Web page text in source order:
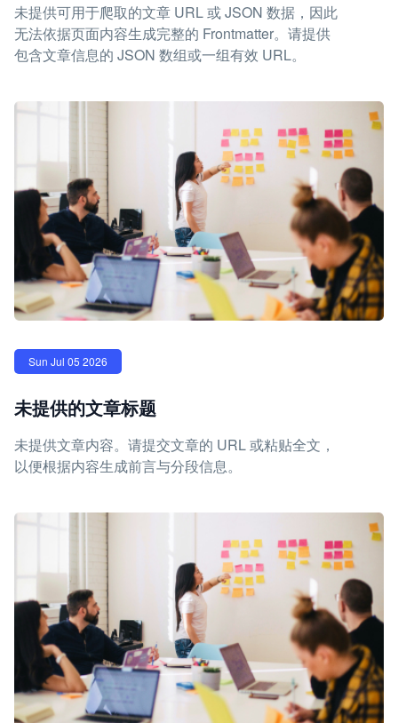
未提供可用于爬取的文章 URL 或 JSON 数据，因此
无法依据页面内容生成完整的 Frontmatter。请提供
包含文章信息的 JSON 数组或一组有效 URL。
Sun Jul 05 2026
未提供的文章标题
未提供文章内容。请提交文章的 URL 或粘贴全文，
以便根据内容生成前言与分段信息。